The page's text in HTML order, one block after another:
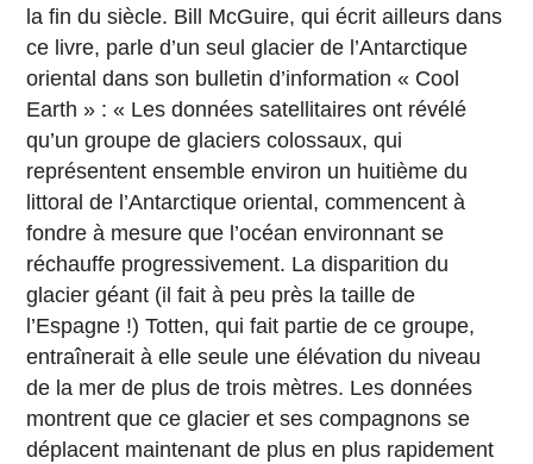
la fin du siècle. Bill McGuire, qui écrit ailleurs dans
ce livre, parle d’un seul glacier de l’Antarctique
oriental dans son bulletin d’information « Cool
Earth » : « Les données satellitaires ont révélé
qu’un groupe de glaciers colossaux, qui
représentent ensemble environ un huitième du
littoral de l’Antarctique oriental, commencent à
fondre à mesure que l’océan environnant se
réchauffe progressivement. La disparition du
glacier géant (il fait à peu près la taille de
l’Espagne !) Totten, qui fait partie de ce groupe,
entraînerait à elle seule une élévation du niveau
de la mer de plus de trois mètres. Les données
montrent que ce glacier et ses compagnons se
déplacent maintenant de plus en plus rapidement